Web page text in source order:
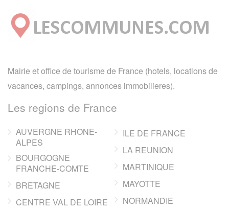
Mairie et office de tourisme de France (hotels, locations de
vacances, campings, annonces immobilieres).
Les regions de France
AUVERGNE RHONE-
ALPES
BOURGOGNE
FRANCHE-COMTE
BRETAGNE
CENTRE VAL DE LOIRE
ILE DE FRANCE
LA REUNION
MARTINIQUE
MAYOTTE
NORMANDIE